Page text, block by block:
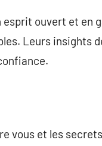
ouvert et en
Leurs insights
vous et les